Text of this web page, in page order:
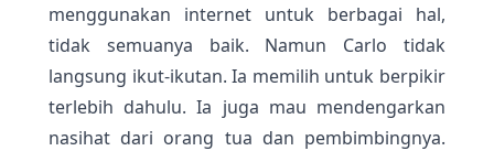
menggunakan internet untuk berbagai hal,
tidak semuanya baik. Namun Carlo tidak
langsung ikut-ikutan. Ia memilih untuk berpikir
terlebih dahulu. Ia juga mau mendengarkan
nasihat dari orang tua dan pembimbingnya.